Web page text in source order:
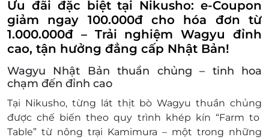
Ưu đãi đặc biệt tại Nikusho: e-Coupon
giảm ngay 100.000đ cho hóa đơn từ
1.000.000đ – Trải nghiệm Wagyu đỉnh
cao, tận hưởng đẳng cấp Nhật Bản!
Wagyu Nhật Bản thuần chủng – tinh hoa
chạm đến đỉnh cao
Tại Nikusho, từng lát thịt bò Wagyu thuần chủng
được chế biến theo quy trình khép kín “Farm to
Table” từ nông trại Kamimura – một trong những